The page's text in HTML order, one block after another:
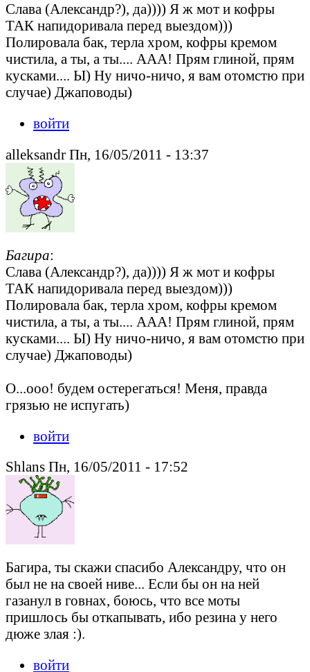
Слава (Александр?), да)))) Я ж мот и кофры
ТАК напидоривала перед выездом)))
Полировала бак, терла хром, кофры кремом
чистила, а ты, а ты.... ААА! Прям глиной, прям
кусками.... Ы) Ну ничо-ничо, я вам отомстю при
случае) Джаповоды)
войти
alleksandr Пн, 16/05/2011 - 13:37
Багира:
Слава (Александр?), да)))) Я ж мот и кофры
ТАК напидоривала перед выездом)))
Полировала бак, терла хром, кофры кремом
чистила, а ты, а ты.... ААА! Прям глиной, прям
кусками.... Ы) Ну ничо-ничо, я вам отомстю при
случае) Джаповоды)
О...ооо! будем остерегаться! Меня, правда
грязью не испугать)
войти
Shlans Пн, 16/05/2011 - 17:52
Багира, ты скажи спасибо Александру, что он
был не на своей ниве... Если бы он на ней
газанул в говнах, боюсь, что все моты
пришлось бы откапывать, ибо резина у него
дюже злая :).
войти